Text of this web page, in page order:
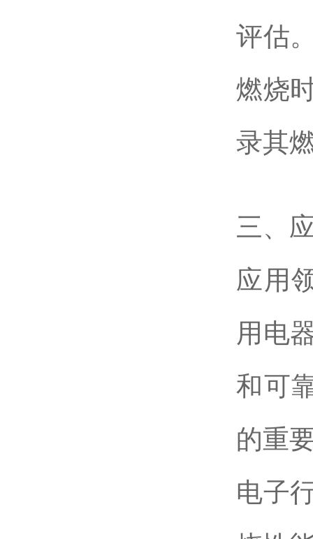
评估
燃烧
录其
三、
应用
用电
和可
的重
电子